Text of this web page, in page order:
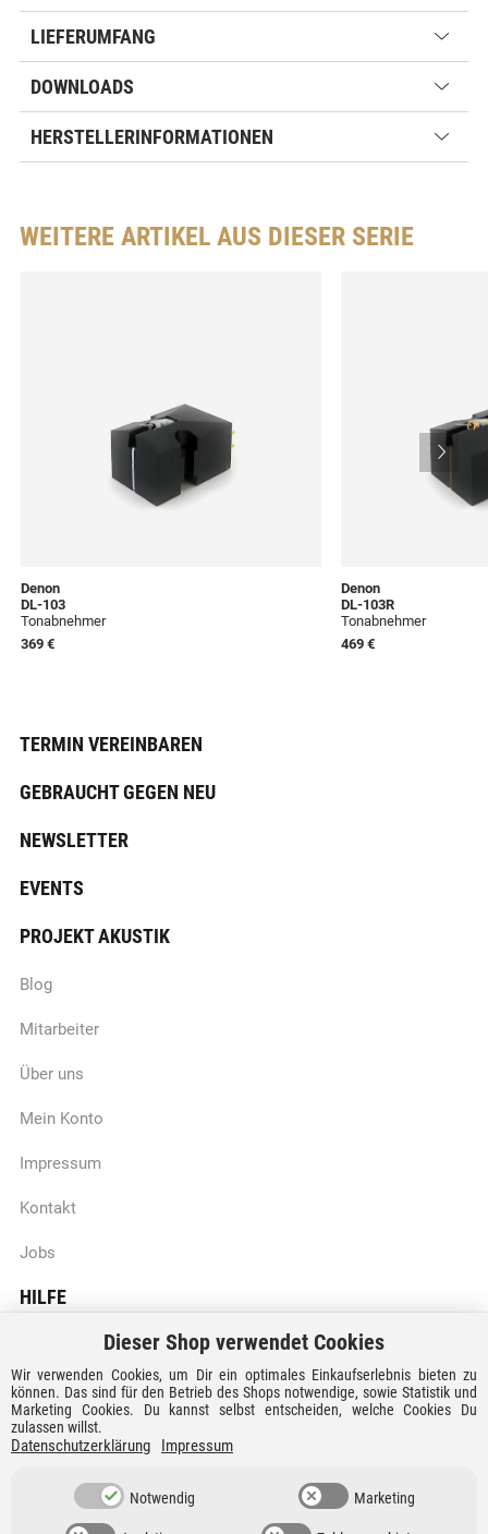
LIEFERUMFANG
DOWNLOADS
HERSTELLERINFORMATIONEN
WEITERE ARTIKEL AUS DIESER SERIE
Denon
DL-103
Tonabnehmer
369 €
Denon
DL-103R
Tonabnehmer
469 €
TERMIN VEREINBAREN
GEBRAUCHT GEGEN NEU
NEWSLETTER
EVENTS
PROJEKT AKUSTIK
Blog
Mitarbeiter
Über uns
Mein Konto
Impressum
Kontakt
Jobs
HILFE
Batteriegesetzhinweise
Vertrag widerrufen
Versandkosten und Lieferzeiten
Zahlungsarten
Dieser Shop verwendet Cookies
Wir verwenden Cookies, um Dir ein optimales Einkaufserlebnis bieten zu
können. Das sind für den Betrieb des Shops notwendige, sowie Statistik und
Marketing Cookies. Du kannst selbst entscheiden, welche Cookies Du
zulassen willst.
Datenschutzerklärung Impressum
Notwendig Marketing